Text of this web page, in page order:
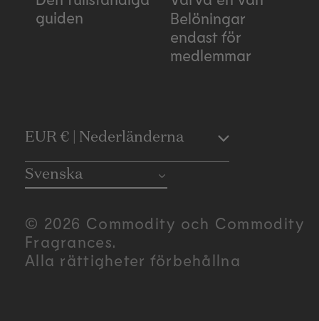
guiden
Belöningar
endast för
medlemmar
C
o
u
n
EUR € | Nederländerna
Svenska
© 2026 Commodity och Commodity
Fragrances.
Alla rättigheter förbehållna